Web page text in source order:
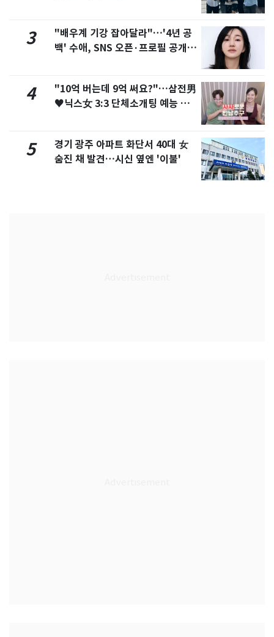
3
"배우계 기강 잡아달라"…'4년 공
백' 수애, SNS 오픈·프로필 공개
4
"10억 버는데 9억 써요?"…삼전男
♥닉스女 3:3 단체소개팅 예능 화
5
경기 광주 아파트 화단서 40대 女
숨진 채 발견…시신 옆엔 '이불'